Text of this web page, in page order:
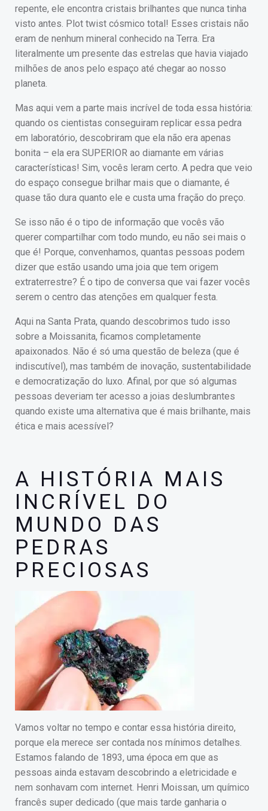
repente, ele encontra cristais brilhantes que nunca tinha
visto antes. Plot twist cósmico total! Esses cristais não
eram de nenhum mineral conhecido na Terra. Era
literalmente um presente das estrelas que havia viajado
milhões de anos pelo espaço até chegar ao nosso
planeta.
Mas aqui vem a parte mais incrível de toda essa história:
quando os cientistas conseguiram replicar essa pedra
em laboratório, descobriram que ela não era apenas
bonita – ela era SUPERIOR ao diamante em várias
características! Sim, vocês leram certo. A pedra que veio
do espaço consegue brilhar mais que o diamante, é
quase tão dura quanto ele e custa uma fração do preço.
Se isso não é o tipo de informação que vocês vão
querer compartilhar com todo mundo, eu não sei mais o
que é! Porque, convenhamos, quantas pessoas podem
dizer que estão usando uma joia que tem origem
extraterrestre? É o tipo de conversa que vai fazer vocês
serem o centro das atenções em qualquer festa.
Aqui na Santa Prata, quando descobrimos tudo isso
sobre a Moissanita, ficamos completamente
apaixonados. Não é só uma questão de beleza (que é
indiscutível), mas também de inovação, sustentabilidade
e democratização do luxo. Afinal, por que só algumas
pessoas deveriam ter acesso a joias deslumbrantes
quando existe uma alternativa que é mais brilhante, mais
ética e mais acessível?
A HISTÓRIA MAIS
INCRÍVEL DO
MUNDO DAS
PEDRAS
PRECIOSAS
Vamos voltar no tempo e contar essa história direito,
porque ela merece ser contada nos mínimos detalhes.
Estamos falando de 1893, uma época em que as
pessoas ainda estavam descobrindo a eletricidade e
nem sonhavam com internet. Henri Moissan, um químico
francês super dedicado (que mais tarde ganharia o